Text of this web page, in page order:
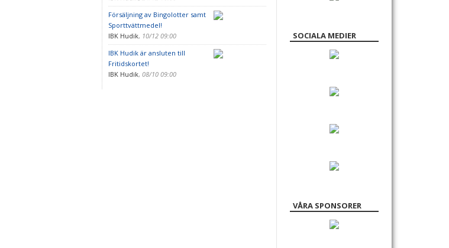
Försäljning av Bingolotter samt
Sporttvättmedel!
IBK Hudik, 10/12 09:00
IBK Hudik är ansluten till
Fritidskortet!
IBK Hudik, 08/10 09:00
SOCIALA MEDIER
VÅRA SPONSORER